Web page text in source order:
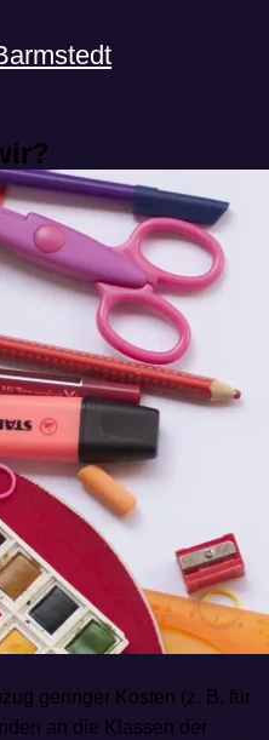
geringer Kosten (z. B. für
an die Klassen der